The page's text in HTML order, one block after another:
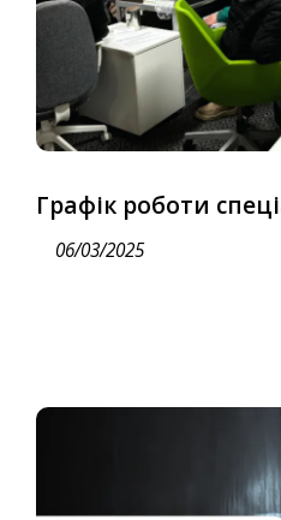
Графік роботи
06/03/2025